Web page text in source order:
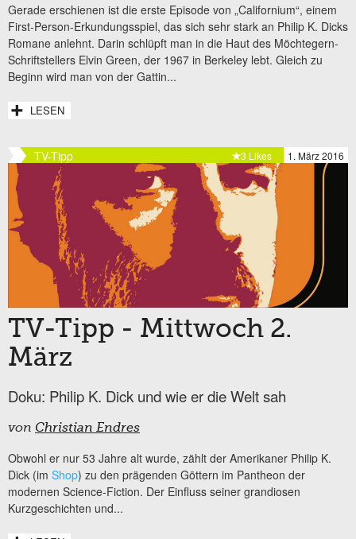
Gerade erschienen ist die erste Episode von „Californium“, einem
First-Person-Erkundungsspiel, das sich sehr stark an Philip K. Dicks
Romane anlehnt. Darin schlüpft man in die Haut des Möchtegern-
Schriftstellers Elvin Green, der 1967 in Berkeley lebt. Gleich zu
Beginn wird man von der Gattin...
LESEN
TV-Tipp 1. März 2016
3 Likes
TV-Tipp - Mittwoch 2.
März
Doku: Philip K. Dick und wie er die Welt sah
von Christian Endres
Obwohl er nur 53 Jahre alt wurde, zählt der Amerikaner Philip K.
Dick (im Shop) zu den prägenden Göttern im Pantheon der
modernen Science-Fiction. Der Einfluss seiner grandiosen
Kurzgeschichten und...